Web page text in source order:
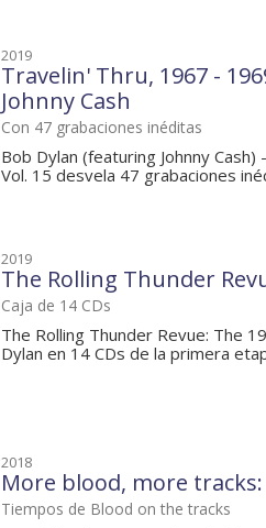
2019
Travelin' Thru, 1967 -
Johnny Cash
Con 47 grabaciones inéditas
Bob Dylan (featuring Johnny
Vol. 15 desvela 47 grabaciones
2019
The Rolling Thunder
Caja de 14 CDs
The Rolling Thunder Revue: The
Dylan en 14 CDs de la primera
2018
More blood, more
Tiempos de Blood on the tracks